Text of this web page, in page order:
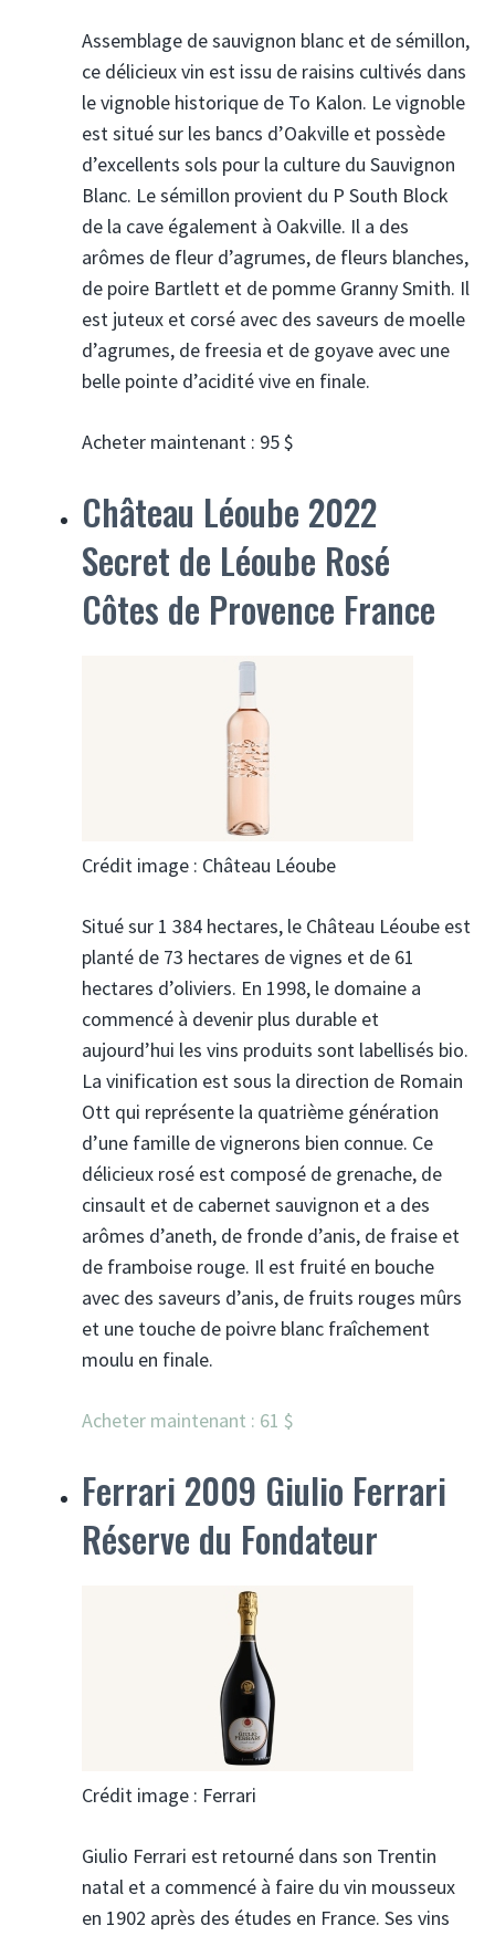
Assemblage de sauvignon blanc et de sémillon,
ce délicieux vin est issu de raisins cultivés dans
le vignoble historique de To Kalon. Le vignoble
est situé sur les bancs d’Oakville et possède
d’excellents sols pour la culture du Sauvignon
Blanc. Le sémillon provient du P South Block
de la cave également à Oakville. Il a des
arômes de fleur d’agrumes, de fleurs blanches,
de poire Bartlett et de pomme Granny Smith. Il
est juteux et corsé avec des saveurs de moelle
d’agrumes, de freesia et de goyave avec une
belle pointe d’acidité vive en finale.
Acheter maintenant : 95 $
Château Léoube 2022
Secret de Léoube Rosé
Côtes de Provence France
Crédit image : Château Léoube
Situé sur 1 384 hectares, le Château Léoube est
planté de 73 hectares de vignes et de 61
hectares d’oliviers. En 1998, le domaine a
commencé à devenir plus durable et
aujourd’hui les vins produits sont labellisés bio.
La vinification est sous la direction de Romain
Ott qui représente la quatrième génération
d’une famille de vignerons bien connue. Ce
délicieux rosé est composé de grenache, de
cinsault et de cabernet sauvignon et a des
arômes d’aneth, de fronde d’anis, de fraise et
de framboise rouge. Il est fruité en bouche
avec des saveurs d’anis, de fruits rouges mûrs
et une touche de poivre blanc fraîchement
moulu en finale.
Acheter maintenant : 61 $
Ferrari 2009 Giulio Ferrari
Réserve du Fondateur
Crédit image : Ferrari
Giulio Ferrari est retourné dans son Trentin
natal et a commencé à faire du vin mousseux
en 1902 après des études en France. Ses vins